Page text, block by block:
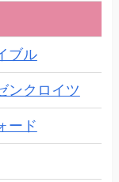
ブル
ンクロイツ
ード